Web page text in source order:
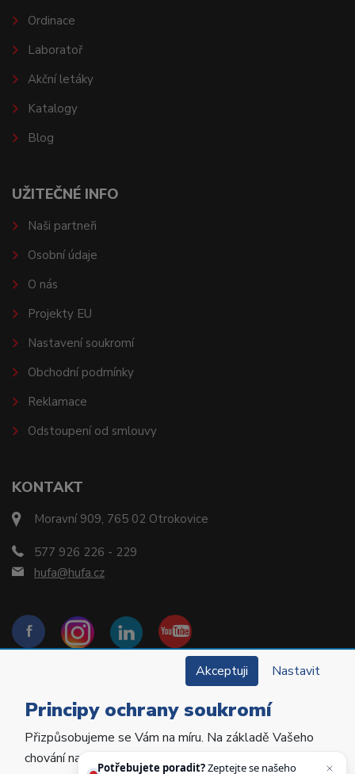
KONTAKT
Moravní 909, 765 02 Otrokovice
577 926 226 - 229
hufa@hufa.cz
Ordinace
Laboratoř
Akční letáky
Katalogy
Blog
UŽITEČNÉ INFO
Naši partneři
Osobní údaje
O nás
Projekty EU
Nastavení soukromí
Obchodní podmínky
Reklamace
Odstoupení od smlouvy
Copyright © 2022 Hu-Fa Dental a.s. Všechna práva
vyhrazena.
Akceptuji Nastavit
Principy ochrany soukromí
Přizpůsobujeme se Vám na míru. Na základě Vašeho
chování na webu personalizujeme jeho obsah a
Potřebujete poradit?Zeptejte se našeho